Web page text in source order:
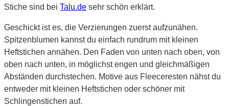
Stiche sind bei Talu.de sehr schön erklärt.
Geschickt ist es, die Verzierungen zuerst aufzunähen.
Spitzenblumen kannst du einfach rundrum mit kleinen
Heftstichen annähen. Den Faden von unten nach oben, von
oben nach unten, in möglichst engen und gleichmäßigen
Abständen durchstechen. Motive aus Fleeceresten nähst du
entweder mit kleinen Heftstichen oder schöner mit
Schlingenstichen auf.